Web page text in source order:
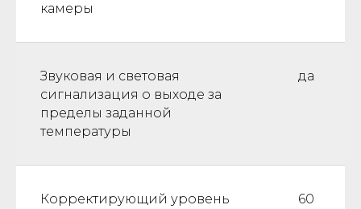
камеры
Звуковая и световая
сигнализация о выходе за
пределы заданной
температуры
да
Корректирующий уровень
60